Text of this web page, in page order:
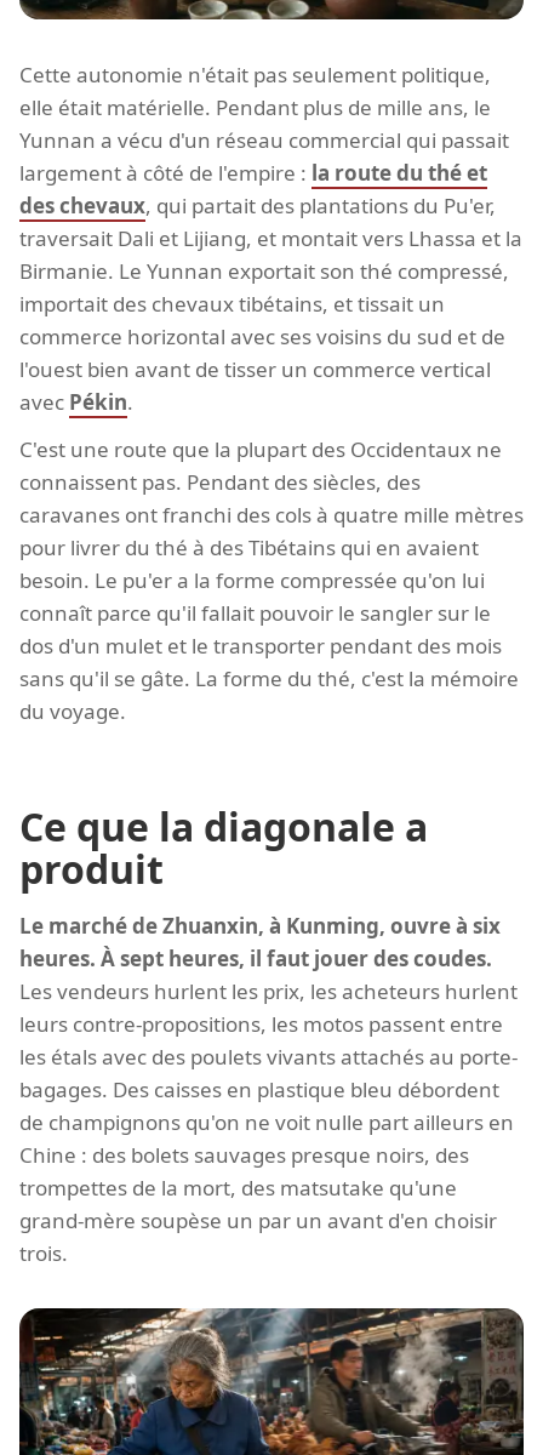
Cette autonomie n'était pas seulement politique,
elle était matérielle. Pendant plus de mille ans, le
Yunnan a vécu d'un réseau commercial qui passait
largement à côté de l'empire : la route du thé et
des chevaux, qui partait des plantations du Pu'er,
traversait Dali et Lijiang, et montait vers Lhassa et la
Birmanie. Le Yunnan exportait son thé compressé,
importait des chevaux tibétains, et tissait un
commerce horizontal avec ses voisins du sud et de
l'ouest bien avant de tisser un commerce vertical
avec Pékin.
C'est une route que la plupart des Occidentaux ne
connaissent pas. Pendant des siècles, des
caravanes ont franchi des cols à quatre mille mètres
pour livrer du thé à des Tibétains qui en avaient
besoin. Le pu'er a la forme compressée qu'on lui
connaît parce qu'il fallait pouvoir le sangler sur le
dos d'un mulet et le transporter pendant des mois
sans qu'il se gâte. La forme du thé, c'est la mémoire
du voyage.
Ce que la diagonale a
produit
Le marché de Zhuanxin, à Kunming, ouvre à six
heures. À sept heures, il faut jouer des coudes.
Les vendeurs hurlent les prix, les acheteurs hurlent
leurs contre-propositions, les motos passent entre
les étals avec des poulets vivants attachés au porte-
bagages. Des caisses en plastique bleu débordent
de champignons qu'on ne voit nulle part ailleurs en
Chine : des bolets sauvages presque noirs, des
trompettes de la mort, des matsutake qu'une
grand-mère soupèse un par un avant d'en choisir
trois.